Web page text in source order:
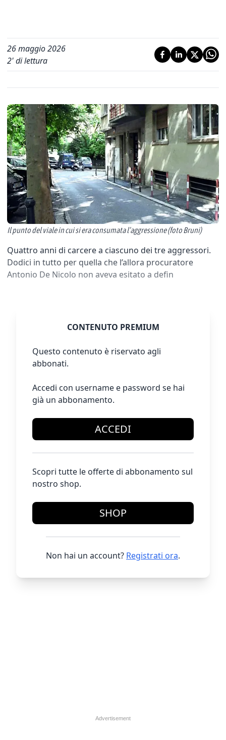
26 maggio 2026
2' di lettura
Il punto del viale in cui si era consumata l’aggressione (foto Bruni)
Quattro anni di carcere a ciascuno dei tre aggressori.
Dodici in tutto per quella che l’allora procuratore
Antonio De Nicolo non aveva esitato a defin
CONTENUTO PREMIUM
Questo contenuto è riservato agli
abbonati.
Accedi con username e password se hai
già un abbonamento.
ACCEDI
Scopri tutte le offerte di abbonamento sul
nostro shop.
SHOP
Non hai un account? Registrati ora.